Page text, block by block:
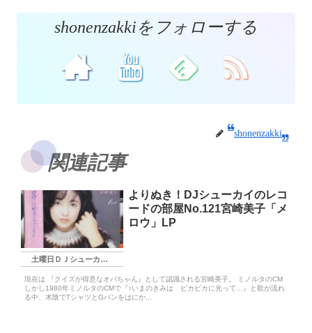
shonenzakkiをフォローする
shonenzakki
関連記事
土曜日ＤＪシューカイ枠
よりぬき！DJシューカイのレコ
ードの部屋No.121宮崎美子「メ
ロウ」LP
現在は 『クイズが得意なオバちゃん』として認識される宮崎美子。 ミノルタのCM
しかし1980年ミノルタのCMで『♪いまのきみは ピカピカに光って…』と歌が流れ
る中、木陰でTシャツとGパンをはにか...